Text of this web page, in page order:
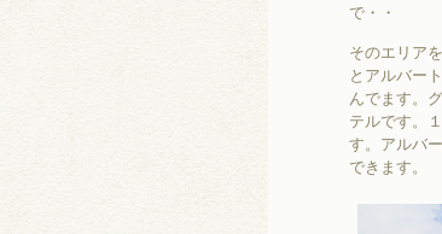
で・・
そのエリア
とアルバー
んでます。
テルです。
す。アルバ
できます。